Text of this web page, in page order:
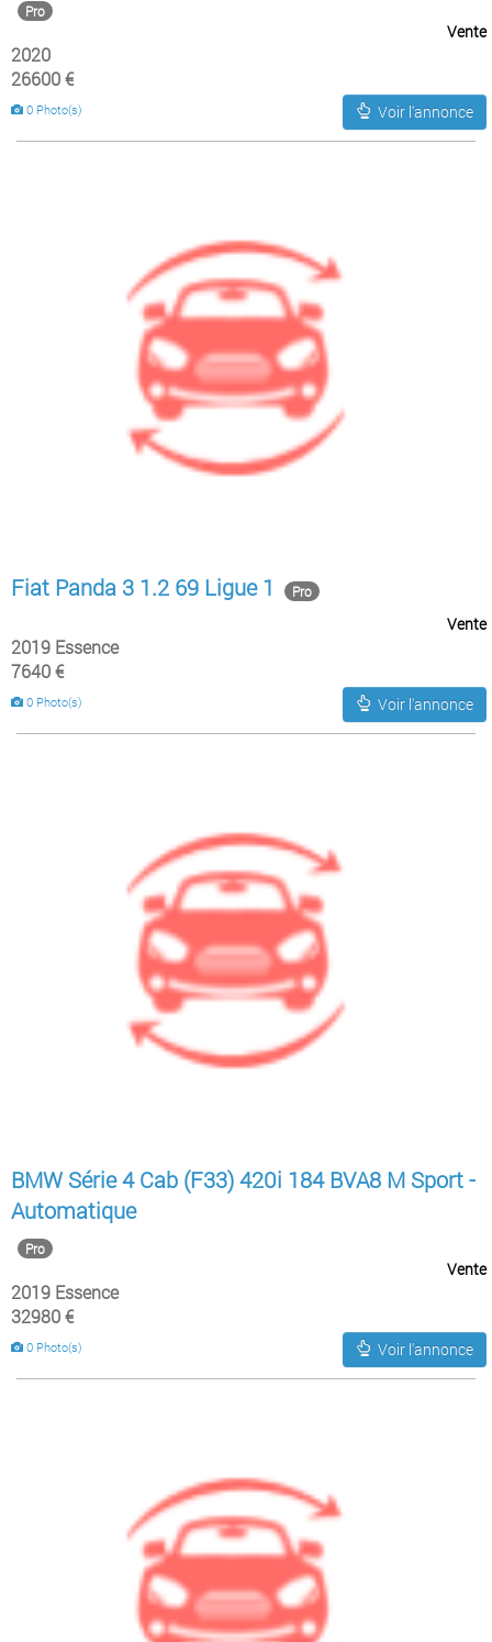
Pro
Vente
2020
26600 €
Voir l'annonce
0 Photo(s)
Fiat Panda 3 1.2 69 Ligue 1 Pro
Vente
2019 Essence
7640 €
Voir l'annonce
0 Photo(s)
BMW Série 4 Cab (F33) 420i 184 BVA8 M Sport -
Automatique
Pro
Vente
2019 Essence
32980 €
Voir l'annonce
0 Photo(s)